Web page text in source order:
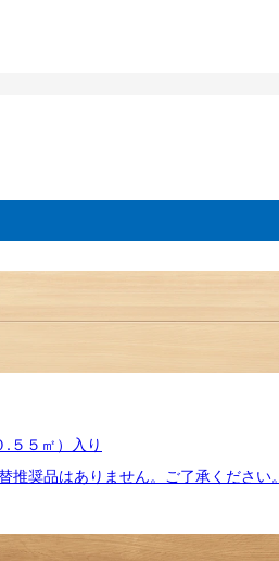
５㎡）入り
推奨品はありません。ご了承ください。